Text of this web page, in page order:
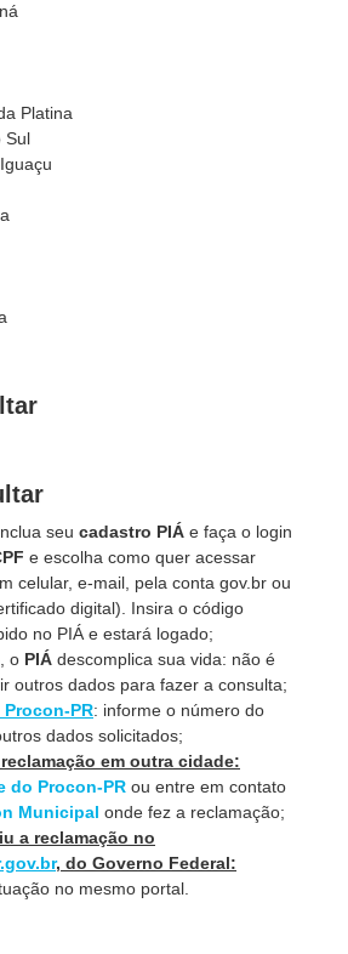
Platina
Sul
seu cadastro PIÁ e faça o login
e escolha como quer acessar
celular, e-mail, pela conta gov.br ou
digital). Insira o código
no PIÁ e estará logado;
o PIÁ descomplica sua vida: não é
outros dados para fazer a consulta;
PR: informe o número do
dados solicitados;
em outra cidade:
do Procon-PR ou entre em contato
Municipal onde fez a reclamação;
a reclamação no
, do Governo Federal:
no mesmo portal.